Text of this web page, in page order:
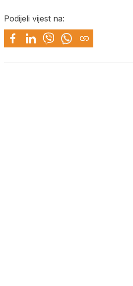
Podijeli vijest na: